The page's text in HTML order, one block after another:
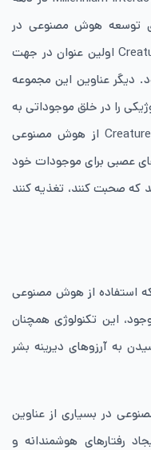
توسعه هوش مصنوعی در
بازی‌های ویدیویی بوده است. بازی Creatures اولین عنوان در جهت
دیگر عناوين این مجموعه
را در خلق موجوداتی به
نام Norns مدل‌سازی می‌کند. عنوان Creatures از هوش مصنوعی
عصبی برای موجودات خود
که صحبت کنند‌، تغذیه کنند
استفاده از هوش مصنوعی
این تکنولوژی همچنان
به آرزوهای دیرینه بشر
در بسیاری از عناوین
رفتارهای هوشمندانه و